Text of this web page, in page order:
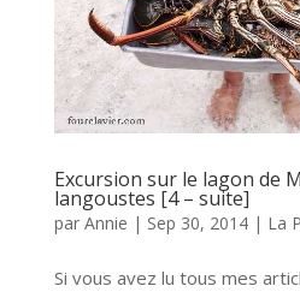
Excursion sur le lagon de
langoustes [4 – suite]
par Annie | Sep 30, 2014| La
Si vous avez lu tous mes